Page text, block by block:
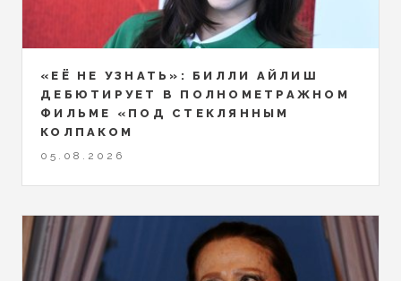
«ЕЁ НЕ УЗНАТЬ»: БИЛЛИ АЙЛИШ
ДЕБЮТИРУЕТ В ПОЛНОМЕТРАЖНОМ
ФИЛЬМЕ «ПОД СТЕКЛЯННЫМ
КОЛПАКОМ
05.08.2026